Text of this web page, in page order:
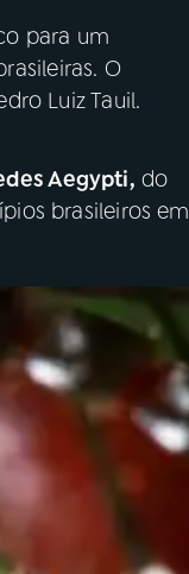
para um
O
Luiz Tauil.
Aegypti, do
brasileiros em